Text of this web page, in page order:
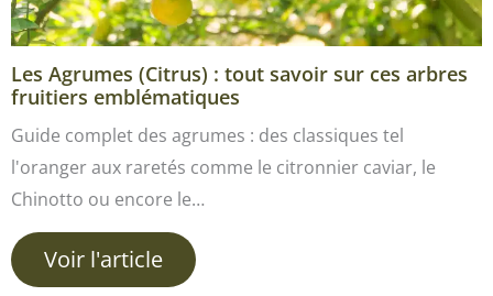
Les Agrumes (Citrus) : tout savoir sur ces arbres
fruitiers emblématiques
Guide complet des agrumes : des classiques tel
l'oranger aux raretés comme le citronnier caviar, le
Chinotto ou encore le…
Voir l'article